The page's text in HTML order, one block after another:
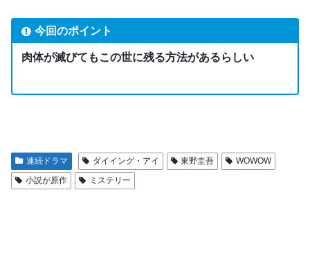
今回のポイント
肉体が滅びてもこの世に残る方法があるらしい
連続ドラマ ダイイング・アイ 東野圭吾
WOWOW
小説が原作
ミステリー